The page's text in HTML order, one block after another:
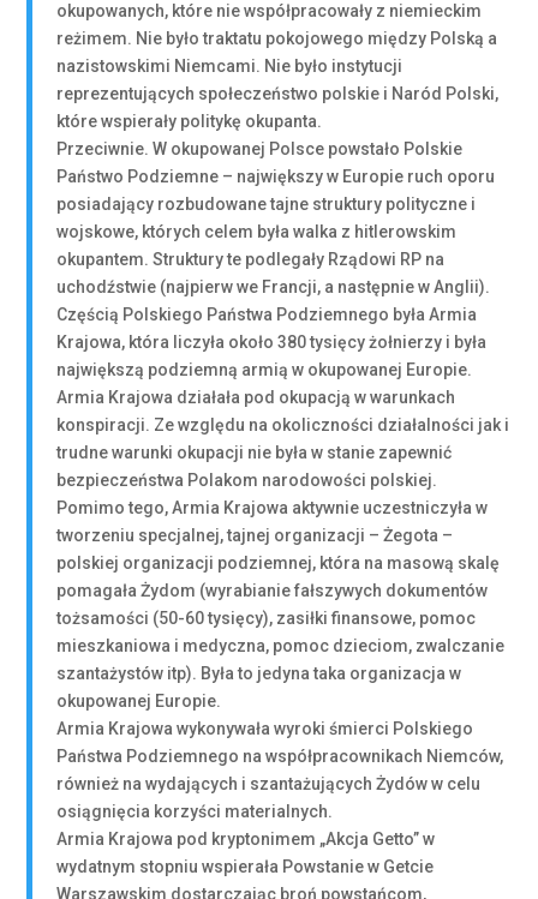
okupowanych, które nie współpracowały z niemieckim
reżimem. Nie było traktatu pokojowego między Polską a
nazistowskimi Niemcami. Nie było instytucji
reprezentujących społeczeństwo polskie i Naród Polski,
które wspierały politykę okupanta.
Przeciwnie. W okupowanej Polsce powstało Polskie
Państwo Podziemne – największy w Europie ruch oporu
posiadający rozbudowane tajne struktury polityczne i
wojskowe, których celem była walka z hitlerowskim
okupantem. Struktury te podlegały Rządowi RP na
uchodźstwie (najpierw we Francji, a następnie w Anglii).
Częścią Polskiego Państwa Podziemnego była Armia
Krajowa, która liczyła około 380 tysięcy żołnierzy i była
największą podziemną armią w okupowanej Europie.
Armia Krajowa działała pod okupacją w warunkach
konspiracji. Ze względu na okoliczności działalności jak i
trudne warunki okupacji nie była w stanie zapewnić
bezpieczeństwa Polakom narodowości polskiej.
Pomimo tego, Armia Krajowa aktywnie uczestniczyła w
tworzeniu specjalnej, tajnej organizacji – Żegota –
polskiej organizacji podziemnej, która na masową skalę
pomagała Żydom (wyrabianie fałszywych dokumentów
tożsamości (50-60 tysięcy), zasiłki finansowe, pomoc
mieszkaniowa i medyczna, pomoc dzieciom, zwalczanie
szantażystów itp). Była to jedyna taka organizacja w
okupowanej Europie.
Armia Krajowa wykonywała wyroki śmierci Polskiego
Państwa Podziemnego na współpracownikach Niemców,
również na wydających i szantażujących Żydów w celu
osiągnięcia korzyści materialnych.
Armia Krajowa pod kryptonimem „Akcja Getto” w
wydatnym stopniu wspierała Powstanie w Getcie
Warszawskim dostarczając broń powstańcom,